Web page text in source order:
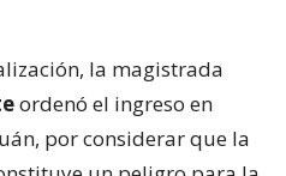
la magistrada
ordenó el ingreso en
por considerar que la